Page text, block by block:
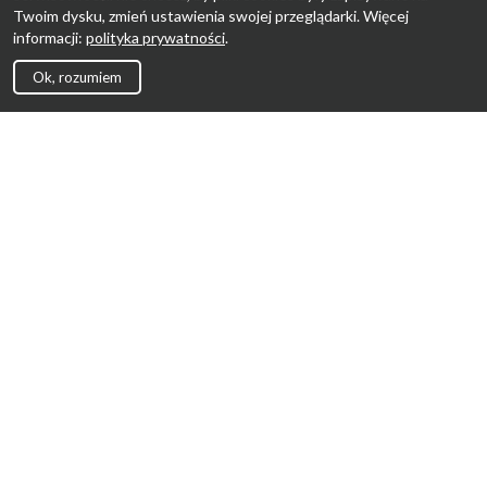
Twoim dysku, zmień ustawienia swojej przeglądarki. Więcej
informacji: polityka prywatności.
Ok, rozumiem